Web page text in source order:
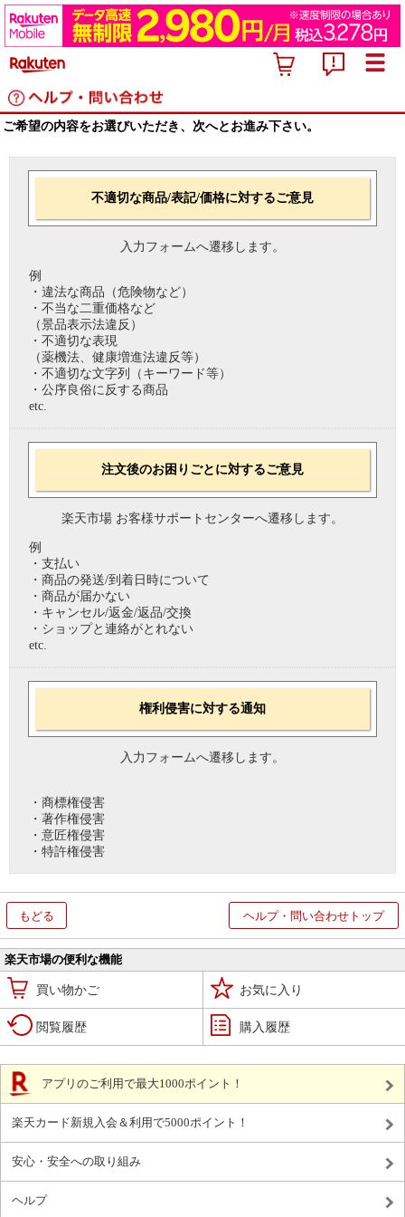
ご希望の内容をお選びいただき、次へとお進み下さい。
不適切な商品/表記/価格に対するご意見
入力フォームへ遷移します。
例
・違法な商品（危険物など）
・不当な二重価格など
（景品表示法違反）
・不適切な表現
（薬機法、健康増進法違反等）
・不適切な文字列（キーワード等）
・公序良俗に反する商品
etc.
注文後のお困りごとに対するご意見
楽天市場 お客様サポートセンターへ遷移します。
例
・支払い
・商品の発送/到着日時について
・商品が届かない
・キャンセル/返金/返品/交換
・ショップと連絡がとれない
etc.
権利侵害に対する通知
入力フォームへ遷移します。
・商標権侵害
・著作権侵害
・意匠権侵害
・特許権侵害
もどる ヘルプ・問い合わせトップ
楽天市場の便利な機能
買い物かご お気に入り
閲覧履歴 購入履歴
アプリのご利用で最大1000ポイント！
楽天カード新規入会＆利用で5000ポイント！
安心・安全への取り組み
ヘルプ